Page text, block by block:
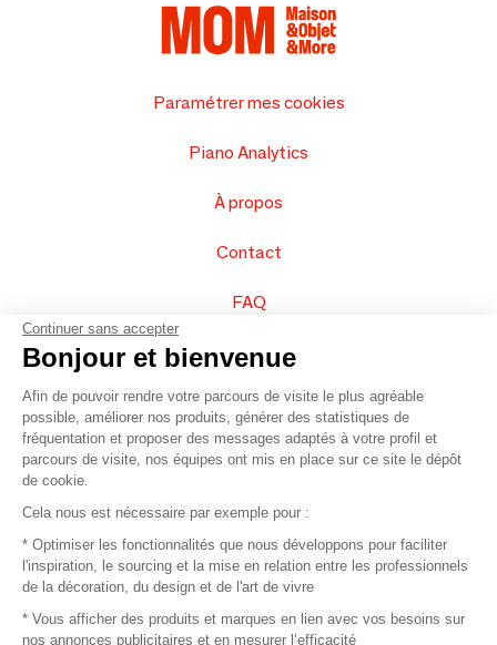
Paramétrer mes cookies
Piano Analytics
À propos
Contact
FAQ
Vendez vos produits
Plan du site
© 2016 –Organisation SAFI
Recrutement
Continuer sans accepter
Bonjour et bienvenue
Afin de pouvoir rendre votre parcours de visite le plus agréable
possible, améliorer nos produits, générer des statistiques de
fréquentation et proposer des messages adaptés à votre profil et
parcours de visite, nos équipes ont mis en place sur ce site le dépôt
de cookie.
Cela nous est nécessaire par exemple pour :
* Optimiser les fonctionnalités que nous développons pour faciliter
l'inspiration, le sourcing et la mise en relation entre les professionnels
de la décoration, du design et de l'art de vivre
* Vous afficher des produits et marques en lien avec vos besoins sur
nos annonces publicitaires et en mesurer l’efficacité